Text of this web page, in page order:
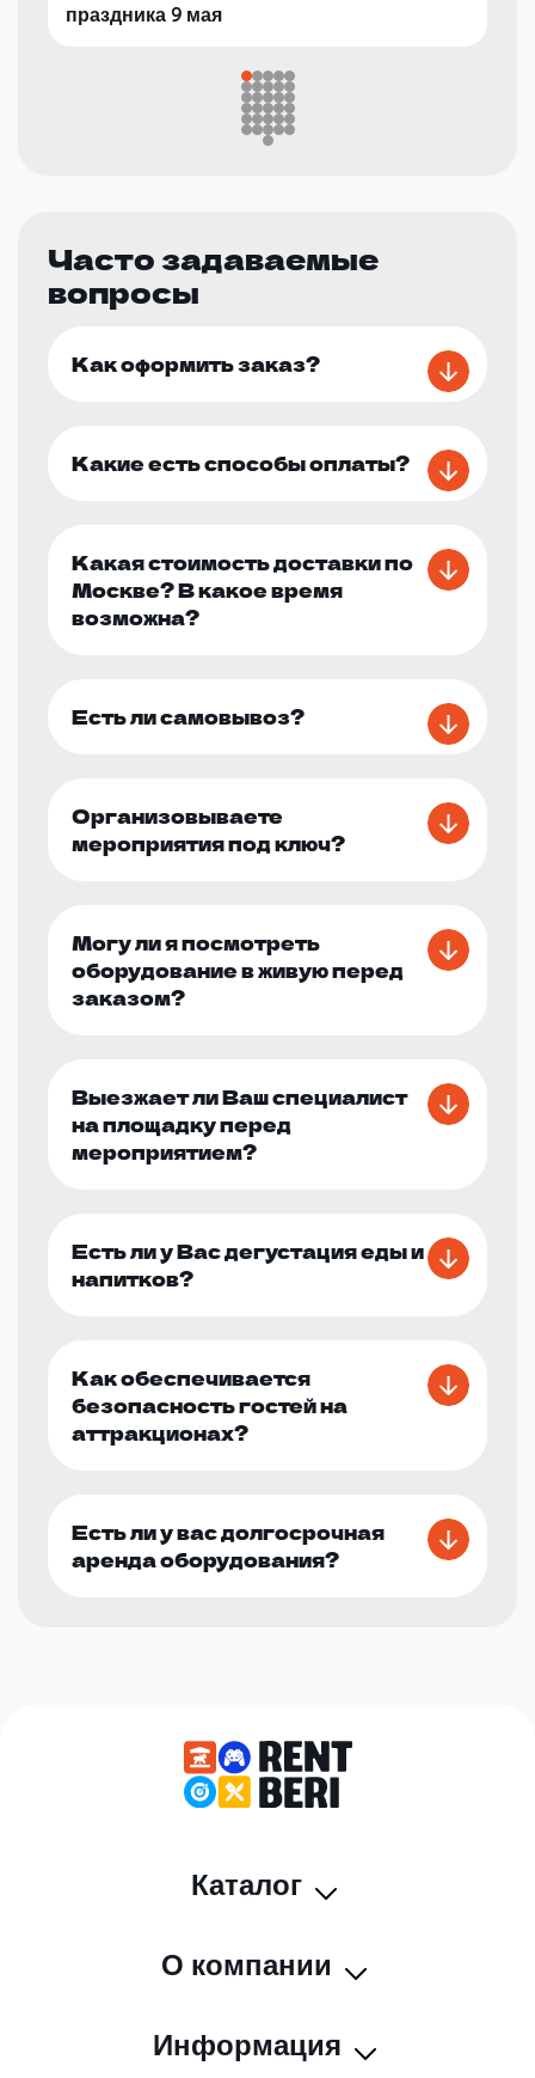
праздника 9 мая
Часто задаваемые
вопросы
Как оформить заказ?
Какие есть способы оплаты?
Какая стоимость доставки по
Москве? В какое время
возможна?
Есть ли самовывоз?
Организовываете
мероприятия под ключ?
Могу ли я посмотреть
оборудование в живую перед
заказом?
Выезжает ли Ваш специалист
на площадку перед
мероприятием?
Есть ли у Вас дегустация еды и
напитков?
Как обеспечивается
безопасность гостей на
аттракционах?
Есть ли у вас долгосрочная
аренда оборудования?
Каталог
О компании
Информация